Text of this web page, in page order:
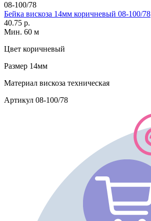
08-100/78
Бейка вискоза 14мм коричневый 08-100/78
40.75 р.
Мин. 60 м
Цвет коричневый
Размер 14мм
Материал вискоза техническая
Артикул 08-100/78